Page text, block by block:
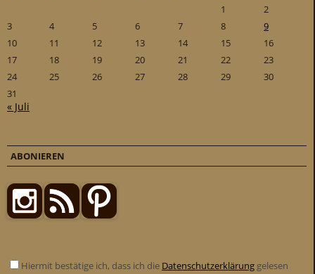
1
2
3
4 5 6 7 8
9
10
11 12 13 14 15
16
17
18 19 20 21 22
23
24
25 26 27 28 29
30
31
« Juli
ABONIEREN
Hiermit bestätige ich, dass ich die Datenschutzerklärung gelesen